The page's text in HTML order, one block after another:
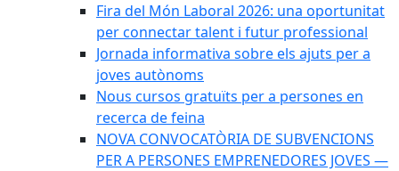
Fira del Món Laboral 2026: una oportunitat
per connectar talent i futur professional
Jornada informativa sobre els ajuts per a
joves autònoms
Nous cursos gratuïts per a persones en
recerca de feina
NOVA CONVOCATÒRIA DE SUBVENCIONS
PER A PERSONES EMPRENEDORES JOVES —